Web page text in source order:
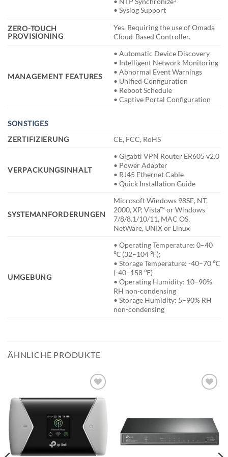
• Syslog Support
ZERO-TOUCH
PROVISIONING
Yes. Requiring the use of Omada
Cloud-Based Controller.
MANAGEMENT FEATURES
• Automatic Device Discovery
• Intelligent Network Monitoring
• Abnormal Event Warnings
• Unified Configuration
• Reboot Schedule
• Captive Portal Configuration
SONSTIGES
ZERTIFIZIERUNG
CE, FCC, RoHS
VERPACKUNGSINHALT
• Gigabti VPN Router ER605 v2.0
• Power Adapter
• RJ45 Ethernet Cable
• Quick Installation Guide
SYSTEMANFORDERUNGEN
Microsoft Windows 98SE, NT,
2000, XP, Vista™ or Windows
7/8/8.1/10/11, MAC OS,
NetWare, UNIX or Linux
UMGEBUNG
• Operating Temperature: 0–40
℃ (32–104 ℉);
• Storage Temperature: -40–70 ℃
(-40–158 ℉)
• Operating Humidity: 10–90%
RH non-condensing
• Storage Humidity: 5–90% RH
non-condensing
ÄHNLICHE PRODUKTE
BESTELLLISTE